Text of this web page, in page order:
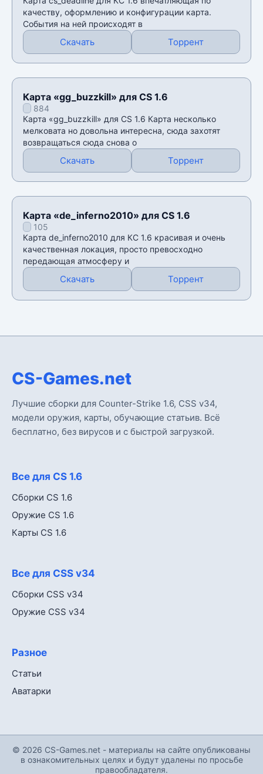
качеству, оформлению и конфигурации карта.
События на ней происходят в
Скачать Торрент
Карта «gg_buzzkill» для CS 1.6
884
Карта «gg_buzzkill» для CS 1.6 Карта несколько
мелковата но довольна интересна, сюда захотят
возвращаться сюда снова о
Скачать Торрент
Карта «de_inferno2010» для CS 1.6
105
Карта de_inferno2010 для КС 1.6 красивая и очень
качественная локация, просто превосходно
передающая атмосферу и
Скачать Торрент
CS-Games.net
Лучшие сборки для Counter-Strike 1.6, CSS v34,
модели оружия, карты, обучающие статьив. Всё
бесплатно, без вирусов и с быстрой загрузкой.
Все для CS 1.6
Сборки CS 1.6
Оружие CS 1.6
Карты CS 1.6
Все для CSS v34
Сборки CSS v34
Оружие CSS v34
Разное
Статьи
Аватарки
© 2026 CS-Games.net - материалы на сайте опубликованы
в ознакомительных целях и будут удалены по просьбе
правообладателя.